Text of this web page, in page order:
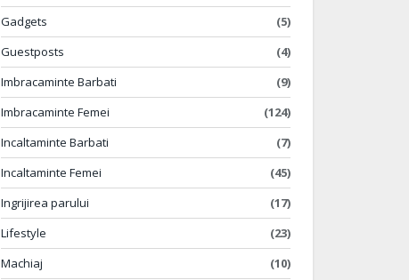
Gadgets
(5)
Guestposts
(4)
Imbracaminte Barbati
(9)
Imbracaminte Femei
(124)
Incaltaminte Barbati
(7)
Incaltaminte Femei
(45)
Ingrijirea parului
(17)
Lifestyle
(23)
Machiaj
(10)